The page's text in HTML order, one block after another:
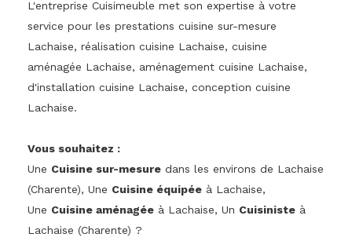
L'entreprise Cuisimeuble met son expertise à votre
service pour les prestations cuisine sur-mesure
Lachaise, réalisation cuisine Lachaise, cuisine
aménagée Lachaise, aménagement cuisine Lachaise,
d'installation cuisine Lachaise, conception cuisine
Lachaise.
Vous souhaitez :
Une Cuisine sur-mesure dans les environs de Lachaise
(Charente), Une Cuisine équipée à Lachaise,
Une Cuisine aménagée à Lachaise, Un Cuisiniste à
Lachaise (Charente) ?